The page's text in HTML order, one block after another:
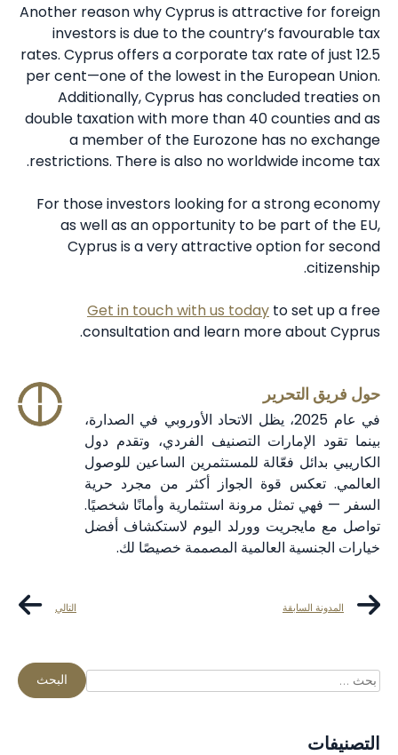
Another reason why Cyprus is attractive for foreign
investors is due to the country’s favourable tax
rates. Cyprus offers a corporate tax rate of just 12.5
per cent—one of the lowest in the European Union.
Additionally, Cyprus has concluded treaties on
double taxation with more than 40 counties and as
a member of the Eurozone has no exchange
restrictions. There is also no worldwide income tax.
For those investors looking for a strong economy
as well as an opportunity to be part of the EU,
Cyprus is a very attractive option for second
citizenship.
Get in touch with us today to set up a free
consultation and learn more about Cyprus.
حول فريق التحرير
في عام 2025، يظل الاتحاد الأوروبي في الصدارة،
بينما تقود الإمارات التصنيف الفردي، وتقدم دول
الكاريبي بدائل فعّالة للمستثمرين الساعين للوصول
العالمي. تعكس قوة الجواز أكثر من مجرد حرية
السفر — فهي تمثل مرونة استثمارية وأمانًا شخصيًا.
تواصل مع مايجريت وورلد اليوم لاستكشاف أفضل
خيارات الجنسية العالمية المصممة خصيصًا لك.
المدونة السابقة التالي
التصنيفات